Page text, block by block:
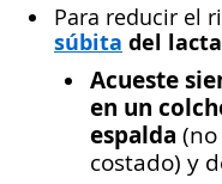
Para reducir el
súbita del
Acueste
en un
espalda
costado) y